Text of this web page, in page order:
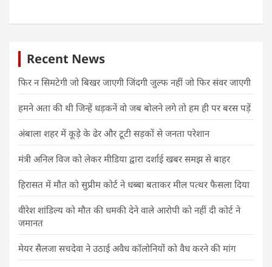
Recent News
फिर न सिमटेगी जो बिखर जाएगी जिंदगी जुल्फ नहीं जो फिर संवर जाएगी
हमने अता की थी जिन्हें धड़कनें वो जब बोलने लगे तो हम ही पर बरस पड़ें
अंबाला शहर में कूड़े के ढेर और टूटी सड़कों से जनता परेशान
मंत्री अनिल विज को लेकर मीडिया द्वारा दर्शाई खबर समझ से बाहर
हिरासत में मौत को सुप्रीम कोर्ट ने धब्बा बताकर मील पत्थर फैसला दिया
वीरेश शांडिल्य को मौत की धमकी देने वाले आरोपी को नहीं दी कोर्ट ने
जमानत
मेयर सैलजा सचदेवा ने उठाई अवैध कॉलोनियों को वैध करने की मांग